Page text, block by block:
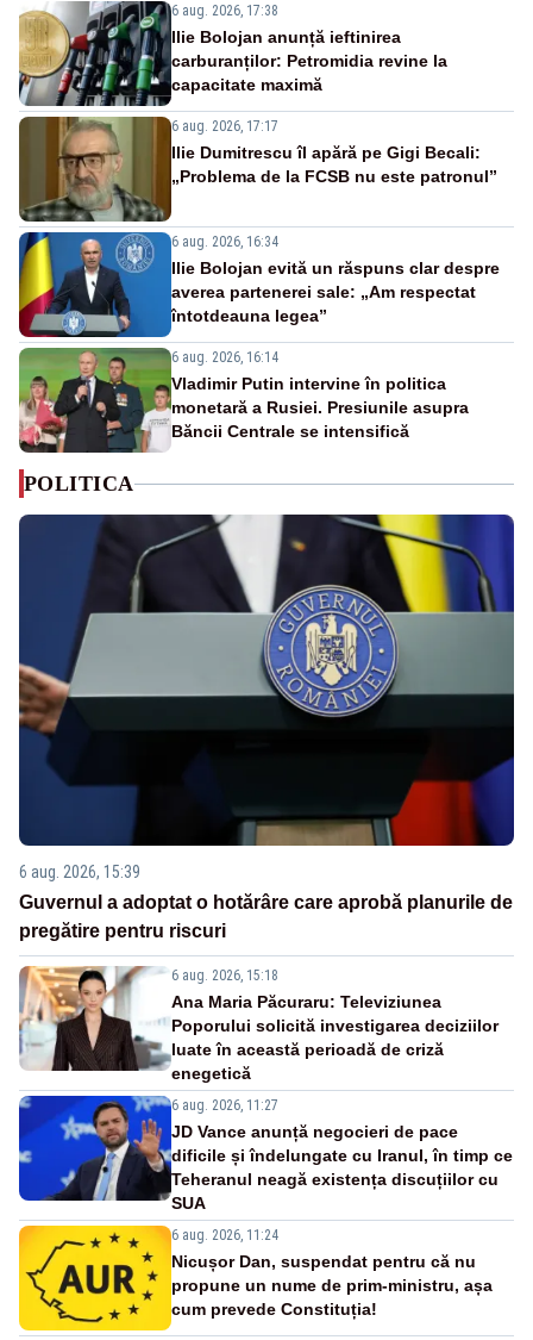
6 aug. 2026, 17:38
Ilie Bolojan anunță ieftinirea
carburanților: Petromidia revine la
capacitate maximă
6 aug. 2026, 17:17
Ilie Dumitrescu îl apără pe Gigi Becali:
„Problema de la FCSB nu este patronul”
6 aug. 2026, 16:34
Ilie Bolojan evită un răspuns clar despre
averea partenerei sale: „Am respectat
întotdeauna legea”
6 aug. 2026, 16:14
Vladimir Putin intervine în politica
monetară a Rusiei. Presiunile asupra
Băncii Centrale se intensifică
POLITICA
6 aug. 2026, 15:39
Guvernul a adoptat o hotărâre care aprobă planurile de
pregătire pentru riscuri
6 aug. 2026, 15:18
Ana Maria Păcuraru: Televiziunea
Poporului solicită investigarea deciziilor
luate în această perioadă de criză
enegetică
6 aug. 2026, 11:27
JD Vance anunță negocieri de pace
dificile și îndelungate cu Iranul, în timp ce
Teheranul neagă existența discuțiilor cu
SUA
6 aug. 2026, 11:24
Nicușor Dan, suspendat pentru că nu
propune un nume de prim-ministru, așa
cum prevede Constituția!